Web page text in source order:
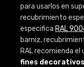
para usarlos en
recubrimiento
especifica RAL
barniz,
RAL recomienda el
fines decorativos